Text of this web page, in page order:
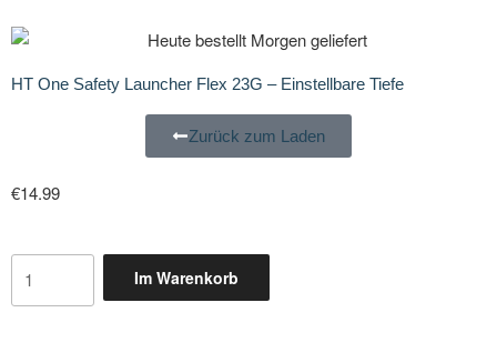
HT One Safety Launcher Flex 23G – Einstellbare Tiefe
Zurück zum Laden
€14.99
Im Warenkorb